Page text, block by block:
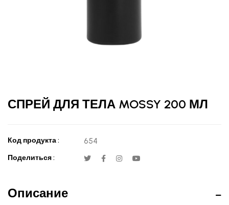
СПРЕЙ ДЛЯ ТЕЛА MOSSY 200 МЛ
Код продукта : 654
Поделиться :
Описание